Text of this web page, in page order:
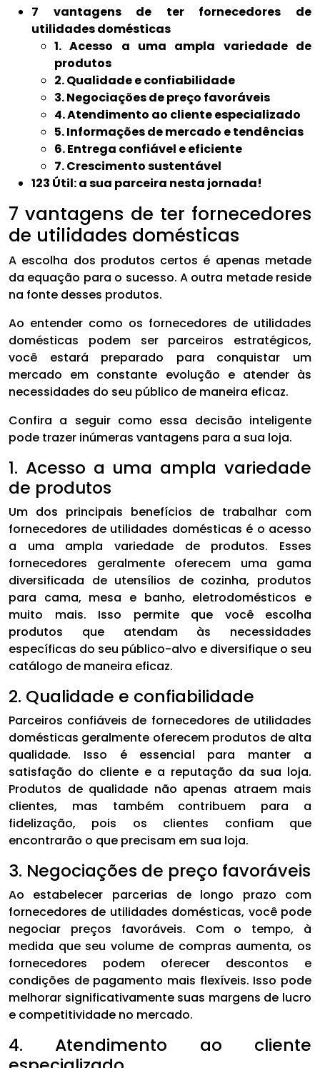
7 vantagens de ter fornecedores de
utilidades domésticas
1. Acesso a uma ampla variedade de
produtos
2. Qualidade e confiabilidade
3. Negociações de preço favoráveis
4. Atendimento ao cliente especializado
5. Informações de mercado e tendências
6. Entrega confiável e eficiente
7. Crescimento sustentável
123 Útil: a sua parceira nesta jornada!
7 vantagens de ter fornecedores
de utilidades domésticas
A escolha dos produtos certos é apenas metade
da equação para o sucesso. A outra metade reside
na fonte desses produtos.
Ao entender como os fornecedores de utilidades
domésticas podem ser parceiros estratégicos,
você estará preparado para conquistar um
mercado em constante evolução e atender às
necessidades do seu público de maneira eficaz.
Confira a seguir como essa decisão inteligente
pode trazer inúmeras vantagens para a sua loja.
1. Acesso a uma ampla variedade
de produtos
Um dos principais benefícios de trabalhar com
fornecedores de utilidades domésticas é o acesso
a uma ampla variedade de produtos. Esses
fornecedores geralmente oferecem uma gama
diversificada de utensílios de cozinha, produtos
para cama, mesa e banho, eletrodomésticos e
muito mais. Isso permite que você escolha
produtos que atendam às necessidades
específicas do seu público-alvo e diversifique o seu
catálogo de maneira eficaz.
2. Qualidade e confiabilidade
Parceiros confiáveis de fornecedores de utilidades
domésticas geralmente oferecem produtos de alta
qualidade. Isso é essencial para manter a
satisfação do cliente e a reputação da sua loja.
Produtos de qualidade não apenas atraem mais
clientes, mas também contribuem para a
fidelização, pois os clientes confiam que
encontrarão o que precisam em sua loja.
3. Negociações de preço favoráveis
Ao estabelecer parcerias de longo prazo com
fornecedores de utilidades domésticas, você pode
negociar preços favoráveis. Com o tempo, à
medida que seu volume de compras aumenta, os
fornecedores podem oferecer descontos e
condições de pagamento mais flexíveis. Isso pode
melhorar significativamente suas margens de lucro
e competitividade no mercado.
4. Atendimento ao cliente